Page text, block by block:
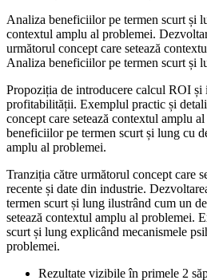
Analiza beneficiilor pe termen scurt și
contextul amplu al problemei.
următorul concept care setează
Analiza beneficiilor pe termen scurt și
Propoziția de introducere calcul ROI și
profitabilității. Exemplul practic și
concept care setează contextul amplu
beneficiilor pe termen scurt și lung cu
amplu al problemei.
Tranziția către următorul concept care
recente și date din industrie.
termen scurt și lung ilustrând cum un
setează contextul amplu al problemei.
scurt și lung explicând mecanismele
problemei.
Rezultate vizibile în primele 2